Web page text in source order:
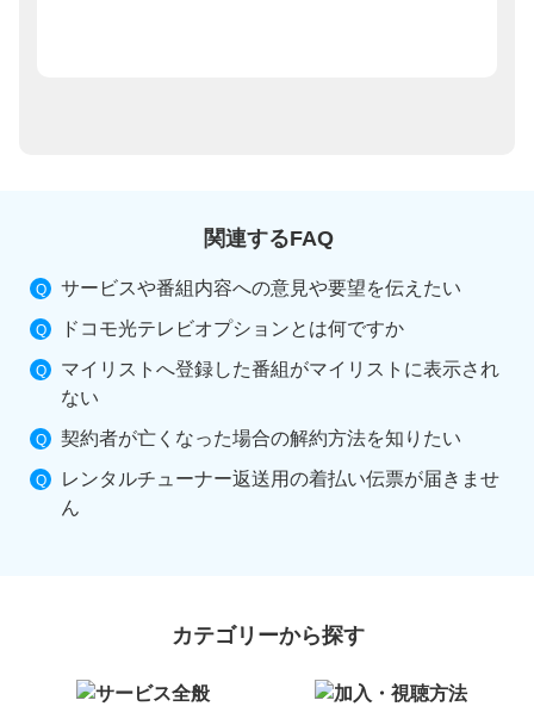
関連するFAQ
サービスや番組内容への意見や要望を伝えたい
ドコモ光テレビオプションとは何ですか
マイリストへ登録した番組がマイリストに表示され
ない
契約者が亡くなった場合の解約方法を知りたい
レンタルチューナー返送用の着払い伝票が届きませ
ん
カテゴリーから探す